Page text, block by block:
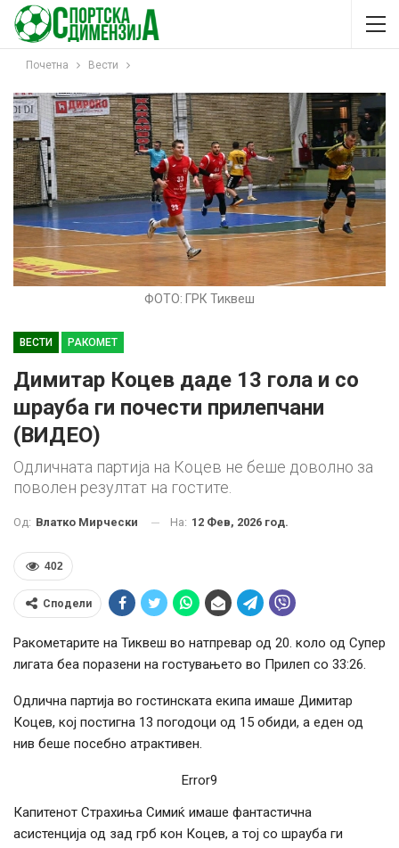
Почетна Вести
ФОТО: ГРК Тиквеш
ВЕСТИ РАКОМЕТ
Димитар Коцев даде 13 гола и со
шрауба ги почести прилепчани
(ВИДЕО)
Одличната партија на Коцев не беше доволно за
поволен резултат на гостите.
Од: Влатко Мирчески На: 12 Фев, 2026 год.
402
Сподели
Ракометарите на Тиквеш во натпревар од 20. коло од Супер
лигата беа поразени на гостувањето во Прилеп со 33:26.
Одлична партија во гостинската екипа имаше Димитар
Коцев, кој постигна 13 погодоци од 15 обиди, а еден од
нив беше посебно атрактивен.
Error9
Капитенот Страхиња Симиќ имаше фантастична
асистенција од зад грб кон Коцев, а тој со шрауба ги